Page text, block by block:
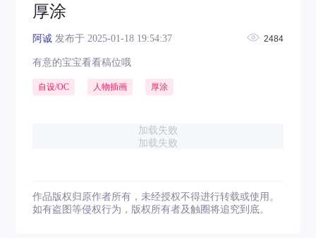
厚涂
阿诚 发布于 2025-01-18 19:54:37 2484
有意的宝宝看看稿位哦
自设/OC 人物插画 厚涂
加载失败
加载失败
作品版权归原作者所有，未经授权不得进行转载或使用。
如有盗图等侵权行为，版权所有者及触圈将追究到底。